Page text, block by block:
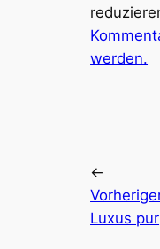
werden.
←
Luxus pur